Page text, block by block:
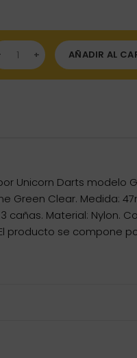
Darts Gripper 4
AÑADIR AL
Unicorn Darts modelo
Green Clear. Medida:
cañas. Material: Nylon.
producto se compone